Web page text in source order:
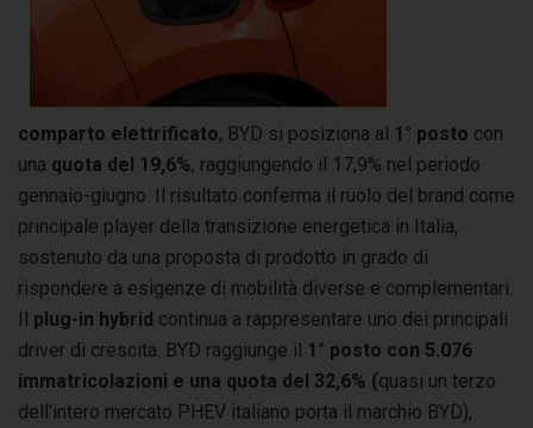
comparto elettrificato, BYD si posiziona al 1° posto con
una quota del 19,6%, raggiungendo il 17,9% nel periodo
gennaio-giugno. Il risultato conferma il ruolo del brand come
principale player della transizione energetica in Italia,
sostenuto da una proposta di prodotto in grado di
rispondere a esigenze di mobilità diverse e complementari.
Il plug-in hybrid continua a rappresentare uno dei principali
driver di crescita: BYD raggiunge il 1° posto con 5.076
immatricolazioni e una quota del 32,6% (quasi un terzo
dell’intero mercato PHEV italiano porta il marchio BYD),